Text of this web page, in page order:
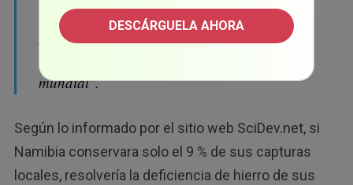
alimentarias a base de pescado tienen el
potencial de contribuir sustancialmente a la
mundial".
Según lo informado por el sitio web SciDev.net, si
Namibia conservara solo el 9 % de sus capturas
locales, resolvería la deficiencia de hierro de sus
DESCÁRGUELA AHORA